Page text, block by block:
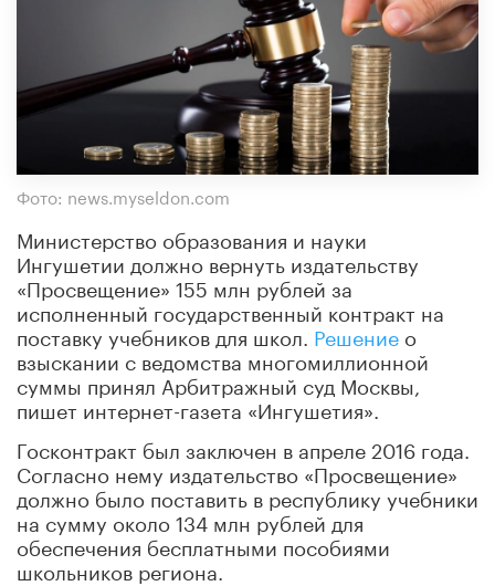
Фото: news.myseldon.com
Министерство образования и науки
Ингушетии должно вернуть издательству
«Просвещение» 155 млн рублей за
исполненный государственный контракт на
поставку учебников для школ. Решение о
взыскании с ведомства многомиллионной
суммы принял Арбитражный суд Москвы,
пишет интернет-газета «Ингушетия».
Госконтракт был заключен в апреле 2016 года.
Согласно нему издательство «Просвещение»
должно было поставить в республику учебники
на сумму около 134 млн рублей для
обеспечения бесплатными пособиями
школьников региона.